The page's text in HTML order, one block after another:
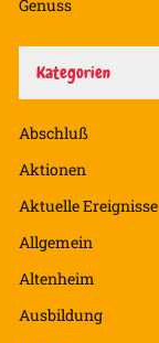
Genuss
Kategorien
Abschluß
Aktionen
Aktuelle Ereignisse
Allgemein
Altenheim
Ausbildung